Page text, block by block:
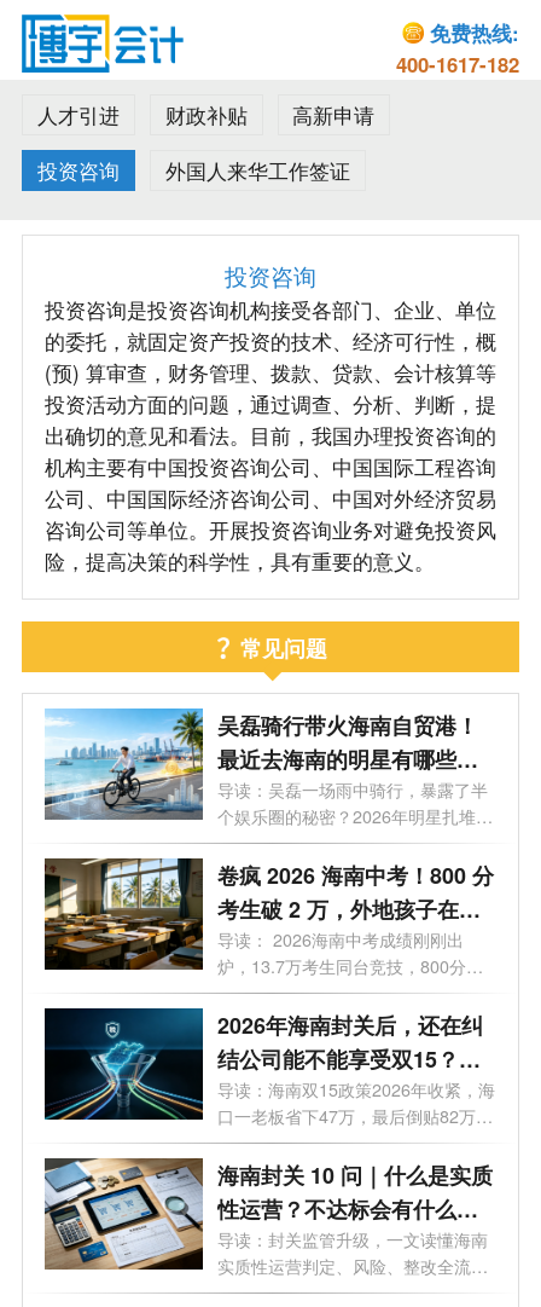
免费热线:
400-1617-182
人才引进
财政补贴
高新申请
投资咨询
外国人来华工作签证
投资咨询
投资咨询是投资咨询机构接受各部门、企业、单位
的委托，就固定资产投资的技术、经济可行性，概
(预) 算审查，财务管理、拨款、贷款、会计核算等
投资活动方面的问题，通过调查、分析、判断，提
出确切的意见和看法。目前，我国办理投资咨询的
机构主要有中国投资咨询公司、中国国际工程咨询
公司、中国国际经济咨询公司、中国对外经济贸易
咨询公司等单位。开展投资咨询业务对避免投资风
险，提高决策的科学性，具有重要的意义。
常见问题
吴磊骑行带火海南自贸港！
最近去海南的明星有哪些？
2026 海南有哪些明星注册公
司？
导读：吴磊一场雨中骑行，暴露了半
个娱乐圈的秘密？2026年明星扎堆去
海南...
卷疯 2026 海南中考！800 分
考生破 2 万，外地孩子在海
南中考需要什么条件？高层
次人才子女政策 + 报名流程
导读： 2026海南中考成绩刚刚出
炉，13.7万考生同台竞技，800分以
上突破2万人...
2026年海南封关后，还在纠
结公司能不能享受双15？先
看完这4个真实案例
导读：海南双15政策2026年收紧，海
口一老板省下47万，最后倒贴82万，
这3个坑...
海南封关 10 问｜什么是实质
性运营？不达标会有什么后
果？企业如何落地达标？
导读：封关监管升级，一文读懂海南
实质性运营判定、风险、整改全流
程。很...